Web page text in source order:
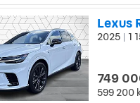
Lexus
2025 1
749
599 200